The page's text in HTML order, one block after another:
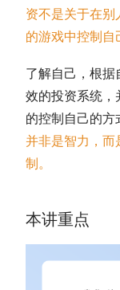
资不是关于在别
的游戏中控制自
了解自己，根据
效的投资系统，
的控制自己的方
并非是智力，而
制。
本讲重点